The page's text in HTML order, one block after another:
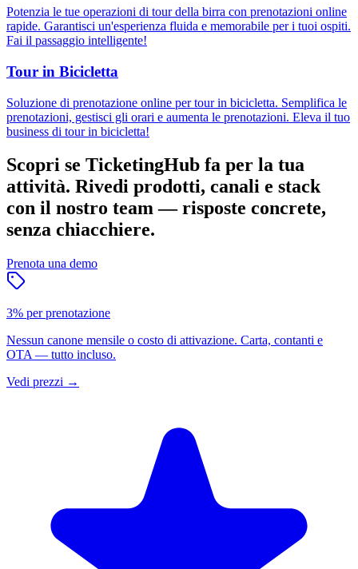
Potenzia le tue operazioni di tour della birra con prenotazioni online
rapide. Garantisci un'esperienza fluida e memorabile per i tuoi ospiti.
Fai il passaggio intelligente!
Tour in Bicicletta
Soluzione di prenotazione online per tour in bicicletta. Semplifica le
prenotazioni, gestisci gli orari e aumenta le prenotazioni. Eleva il tuo
business di tour in bicicletta!
Scopri se TicketingHub fa per la tua
attività. Rivedi prodotti, canali e stack
con il nostro team — risposte concrete,
senza chiacchiere.
Prenota una demo
3% per prenotazione
Nessun canone mensile o costo di attivazione. Carta, contanti e
OTA — tutto incluso.
Vedi prezzi →